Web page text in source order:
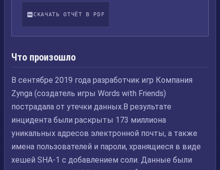
СКАЧАТЬ ОТЧЁТ В PDF
Что произошло
В сентябре 2019 года разработчик игр Компания
Zynga (создатель игры Words with Friends)
пострадала от утечки данных.В результате
инцидента были раскрыты 173 миллиона
уникальных адресов электронной почты, а также
имена пользователей и пароли, хранящиеся в виде
хешей SHA-1 с добавлением соли. Данные были